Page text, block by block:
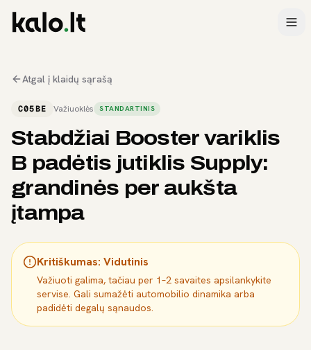
Atgal į klaidų sąrašą
C05BE Važiuoklės STANDARTINIS
Stabdžiai Booster variklis
B padėtis jutiklis Supply:
grandinės per aukšta
įtampa
Kritiškumas: Vidutinis
Važiuoti galima, tačiau per 1–2 savaites apsilankykite
servise. Gali sumažėti automobilio dinamika arba
padidėti degalų sąnaudos.